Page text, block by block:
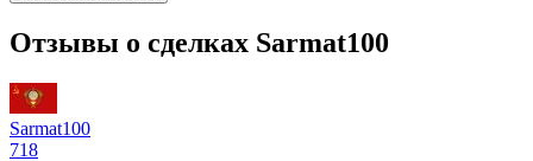
Отзывы о сделках Sarmat100
Sarmat100
718